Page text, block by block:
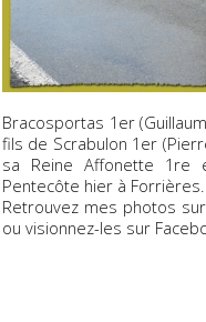
Bracosportas 1er
fils de Scrabulon 1er
sa Reine Affonette 1re
Pentecôte hier à Forrières.
Retrouvez mes photos
ou visionnez-les sur